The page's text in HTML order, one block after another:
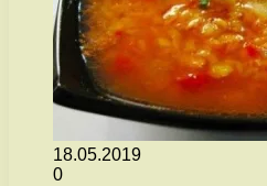
18.05.2019
0